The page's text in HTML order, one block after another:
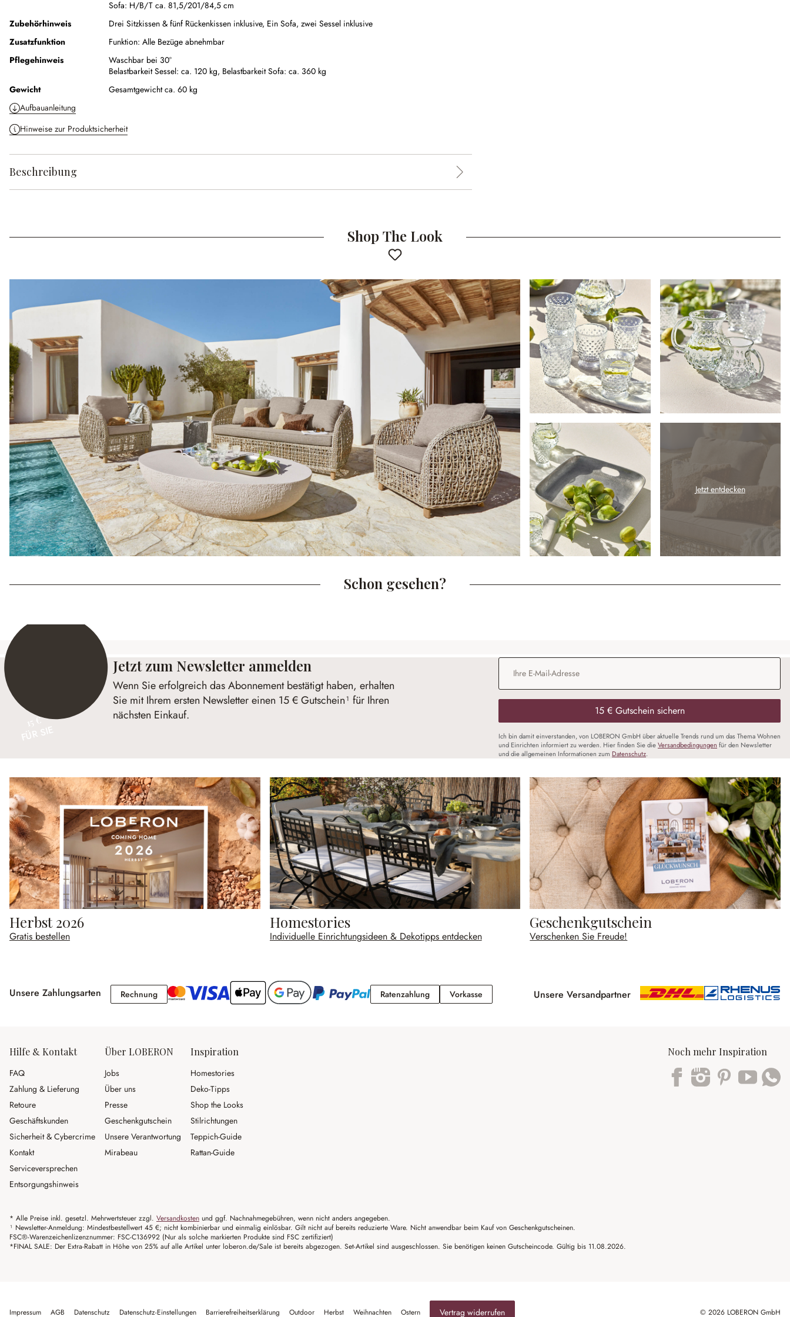
Sofa: H/B/T ca. 81,5/201/84,5 cm
Zubehörhinweis
Drei Sitzkissen & fünf Rückenkissen inklusive, Ein Sofa, zwei Sessel inklusive
Zusatzfunktion
Funktion: Alle Bezüge abnehmbar
Pflegehinweis
Waschbar bei 30°
Belastbarkeit Sessel: ca. 120 kg, Belastbarkeit Sofa: ca. 360 kg
Gewicht
Gesamtgewicht ca. 60 kg
Aufbauanleitung
Hinweise zur Produktsicherheit
Beschreibung
Shop The Look
Jetzt entdecken
Schon gesehen?
15 €
Jetzt zum Newsletter anmelden
Wenn Sie erfolgreich das Abonnement bestätigt haben, erhalten
Sie mit Ihrem ersten Newsletter einen 15 € Gutschein¹ für Ihren
nächsten Einkauf.
E-Mail-Adresse
15 € Gutschein sichern
Ich bin damit einverstanden, von LOBERON GmbH über aktuelle Trends rund um das Thema Wohnen
und Einrichten informiert zu werden. Hier finden Sie dieVersandbedingungen für den Newsletter
und die allgemeinen Informationen zum Datenschutz.
Herbst 2026
Gratis bestellen
Homestories
Individuelle Einrichtungsideen & Dekotipps entdecken
Geschenkgutschein
Verschenken Sie Freude!
Unsere Zahlungsarten RechnungRechnung RatenzahlungRatenzahlung
VorkasseVorkasse Unsere Versandpartner
Hilfe & Kontakt
FAQ
Zahlung & Lieferung
Retoure
Geschäftskunden
Sicherheit & Cybercrime
Kontakt
Serviceversprechen
Entsorgungshinweis
Über LOBERON
Jobs
Über uns
Presse
Geschenkgutschein
Unsere Verantwortung
Mirabeau
Inspiration
Homestories
Deko-Tipps
Shop the Looks
Stilrichtungen
Teppich-Guide
Rattan-Guide
Noch mehr Inspiration
* Alle Preise inkl. gesetzl. Mehrwertsteuer zzgl. Versandkosten und ggf. Nachnahmegebühren, wenn nicht anders angegeben.
¹ Newsletter-Anmeldung: Mindestbestellwert 45 €; nicht kombinierbar und einmalig einlösbar. Gilt nicht auf bereits reduzierte Ware. Nicht anwendbar beim Kauf von Geschenkgutscheinen.
FSC®-Warenzeichenlizenznummer: FSC-C136992 (Nur als solche markierten Produkte sind FSC zertifiziert)
*FINAL SALE: Der Extra-Rabatt in Höhe von 25% auf alle Artikel unter loberon.de/Sale ist bereits abgezogen. Set-Artikel sind ausgeschlossen. Sie benötigen keinen Gutscheincode. Gültig bis 11.08.2026.
Impressum AGB Datenschutz Datenschutz-Einstellungen Barrierefreiheitserklärung Outdoor Herbst Weihnachten Ostern Vertrag widerrufen © 2026 LOBERON GmbH